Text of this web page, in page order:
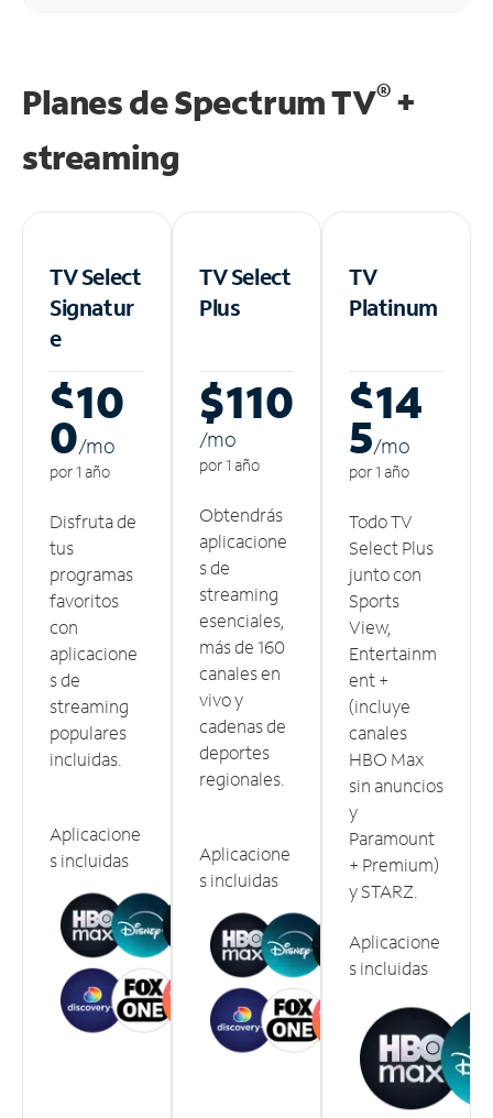
Planes de Spectrum TV®+
streaming
TV Select
Signatur
e
$10
0/mo
por 1 año
Disfruta de
tus
programas
favoritos
con
aplicacione
s de
streaming
populares
incluidas.
Aplicacione
s incluidas
TV Select
Plus
$110
/mo
por 1 año
Obtendrás
aplicacione
s de
streaming
esenciales,
más de 160
canales en
vivo y
cadenas de
deportes
regionales.
Aplicacione
s incluidas
TV
Platinum
$14
5/mo
por 1 año
Todo TV
Select Plus
junto con
Sports
View,
Entertainm
ent +
(incluye
canales
HBO Max
sin anuncios
y
Paramount
+ Premium)
y STARZ.
Aplicacione
s incluidas